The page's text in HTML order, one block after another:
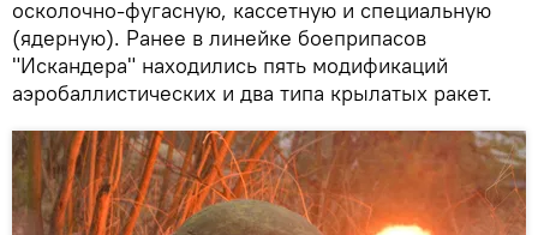
осколочно-фугасную, кассетную и специальную
(ядерную). Ранее в линейке боеприпасов
"Искандера" находились пять модификаций
аэробаллистических и два типа крылатых ракет.